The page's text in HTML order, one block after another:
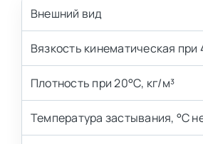
Внешний вид
Вязкость кинематическая
Плотность при 20°С, кг/м³
Температура застывания, °С